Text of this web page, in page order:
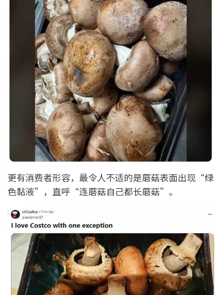
更有消费者形容，最令人不适的是蘑菇表面出现“绿
色黏液”，直呼“连蘑菇自己都长蘑菇”。